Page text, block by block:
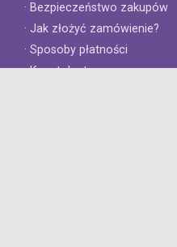
· Bezpieczeństwo zakupów
· Jak złożyć zamówienie?
· Sposoby płatności
· Koszt dostawy